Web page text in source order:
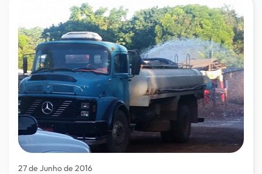
27 de Junho de 2016